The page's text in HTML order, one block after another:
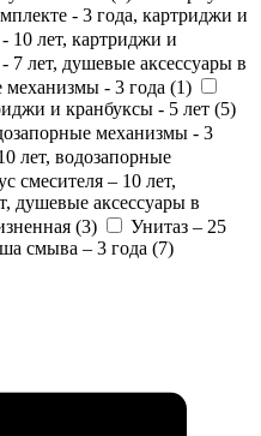
- 3 года, картриджи и
10 лет, картриджи и
7 лет, душевые аксессуары в
механизмы - 3 года (1)
и кранбуксы - 5 лет (5)
механизмы - 3
лет, водозапорные
смесителя – 10 лет,
душевые аксессуары в
(3)
Унитаз – 25
смыва – 3 года (7)